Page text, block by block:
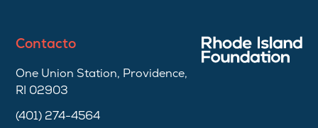
Contacto
One Union Station, Providence,
RI 02903
(401) 274-4564